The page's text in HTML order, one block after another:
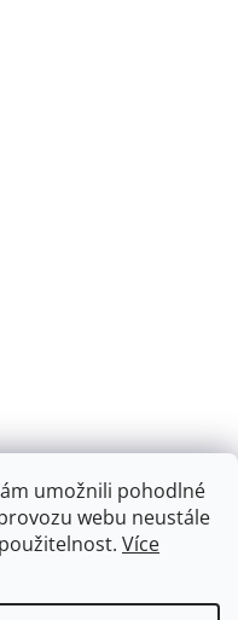
umožnili pohodlné
webu neustále
Více